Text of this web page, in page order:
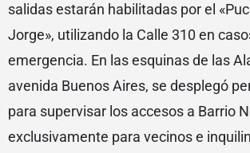
salidas estarán habilitadas por el
Jorge», utilizando la Calle 310 en
emergencia. En las esquinas de las
avenida Buenos Aires, se desplegó
para supervisar los accesos a Barrio
exclusivamente para vecinos e